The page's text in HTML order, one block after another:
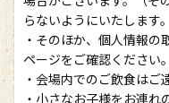
らないようにいたします。
・そのほか、個人情報
ページをご確認ください。
・会場内でのご飲食はご
・小さなお子様をお連